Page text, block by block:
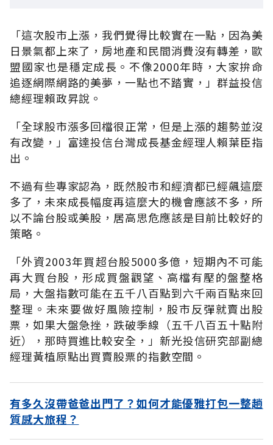
「這次股市上漲，我們覺得比較實在一點，因為美
日景氣都上來了，房地產和民間消費沒有轉差，歐
盟國家也是穩定成長。不像2000年時，大家拚命
追逐網際網路的美夢，一點也不踏實，」群益投信
總經理賴政昇說。
「全球股市漲多回檔很正常，但是上漲的趨勢並沒
有改變，」富達投信台灣成長基金經理人賴葉臣指
出。
不過有些專家認為，既然股市和經濟都已經飆這麼
多了，未來成長幅度再這麼大的機會應該不多，所
以不論台股或美股，居高思危應該是目前比較好的
策略。
「外資2003年買超台股5000多億，短期內不可能
再大買台股，形成買盤觀望、高檔有壓的盤整格
局，大盤指數可能在五千八百點到六千兩百點來回
整理。未來要做好風險控制，股市反彈就賣出股
票，如果大盤急挫，跌破季線（五千八百五十點附
近），那時買進比較安全，」新光投信研究部副總
經理黃植原點出買賣股票的指數空間。
有多久沒帶爸爸出門了？如何才能優雅打包一整趟
質感大旅程？